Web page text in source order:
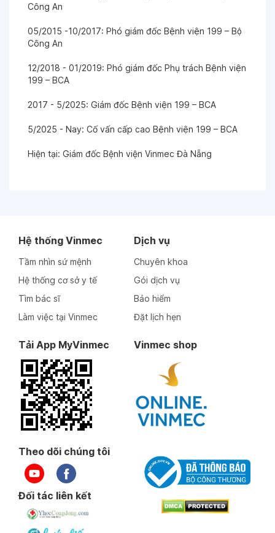
Công An
05/2015 -10/2017: Phó giám đốc Bệnh viện 199 – Bộ
Công An
12/2018 - 01/2019: Phó giám đốc Phụ trách Bệnh viện
199 – BCA
2017 - 5/2025: Giám đốc Bệnh viện 199 – BCA
5/2025 - Nay: Cố vấn cấp cao Bệnh viện 199 – BCA
Hiện tại: Giám đốc Bệnh viện Vinmec Đà Nẵng
Hệ thống Vinmec
Tầm nhìn sứ mệnh
Hệ thống cơ sở y tế
Tìm bác sĩ
Làm việc tại Vinmec
Dịch vụ
Chuyên khoa
Gói dịch vụ
Bảo hiểm
Đặt lịch hẹn
Tải App MyVinmec Vinmec shop
Theo dõi chúng tôi
Đối tác liên kết